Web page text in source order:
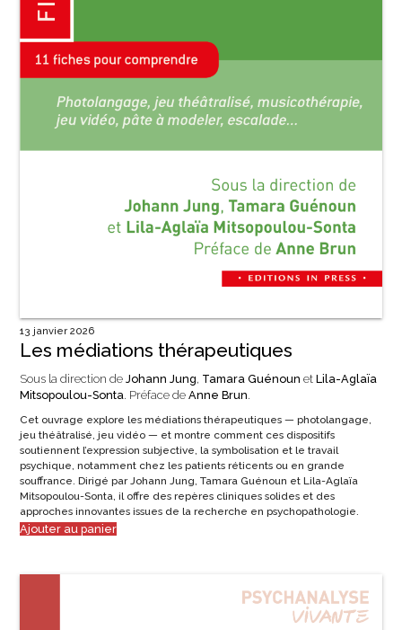
13 janvier 2026
Les médiations thérapeutiques
Sous la direction de Johann Jung, Tamara Guénoun et Lila-Aglaïa
Mitsopoulou-Sonta. Préface de Anne Brun.
Cet ouvrage explore les médiations thérapeutiques — photolangage,
jeu théâtralisé, jeu vidéo — et montre comment ces dispositifs
soutiennent l’expression subjective, la symbolisation et le travail
psychique, notamment chez les patients réticents ou en grande
souffrance. Dirigé par Johann Jung, Tamara Guénoun et Lila-Aglaïa
Mitsopoulou-Sonta, il offre des repères cliniques solides et des
approches innovantes issues de la recherche en psychopathologie.
Ajouter au panier